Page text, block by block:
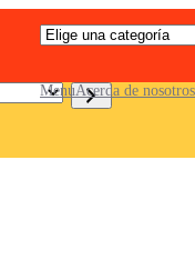
E
l
g
e
a
MenuAcerda de nosotros